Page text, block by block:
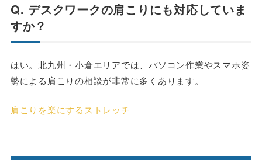
Q. デスクワークの肩こりにも対応していま
すか？
はい。北九州・小倉エリアでは、パソコン作業やスマホ姿
勢による肩こりの相談が非常に多くあります。
肩こりを楽にするストレッチ